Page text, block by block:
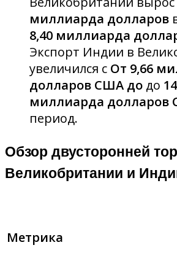
миллиарда долларов
8,40 миллиарда
Экспорт Индии в
увеличился с От 9,66
долларов США до до
миллиарда долларов
период.
Обзор двусторонней
Великобритании и
Метрика